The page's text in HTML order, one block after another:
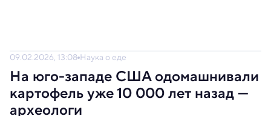
09.02.2026, 13:08 Наука о еде
На юго-западе США одомашнивали
картофель уже 10 000 лет назад —
археологи